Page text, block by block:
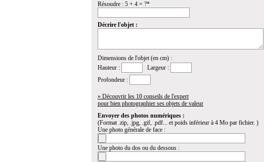
Résoudre : 5 + 4 = ?*
Décrire l'objet :
Dimensions de l'objet (en cm) :
Hauteur :
Largeur :
Profondeur :
» Découvrir les 10 conseils de l'expert
pour bien photographier ses objets de valeur
Envoyer des photos numériques :
(Format .zip, .jpg, .gif, .pdf... et poids inférieur à 4 Mo par fichier. )
Une photo générale de face :
Une photo du dos ou du dessous :